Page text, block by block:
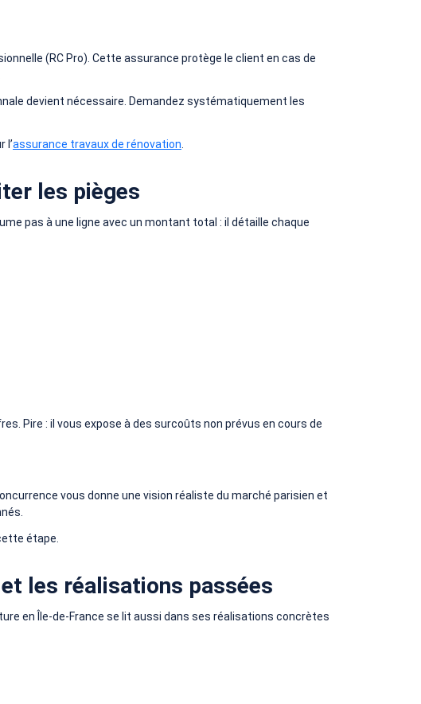
(RC Pro). Cette assurance protège le client en cas de
devient nécessaire. Demandez systématiquement les
l’assurance travaux de rénovation
les pièges
pas à une ligne avec un montant total : il détaille chaque
Pire : il vous expose à des surcoûts non prévus en cours de
vous donne une vision réaliste du marché parisien et
étape.
les réalisations passées
en Île-de-France se lit aussi dans ses réalisations concrètes